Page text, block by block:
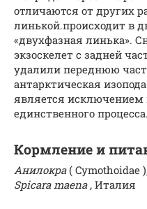
отличаются от других
линькой.происходит в
«двухфазная линька».
экзоскелет с задней
удалили переднюю
антарктическая изопода
является исключением
единственного процесса.
Кормление и
Анилокра( Cymothoidae
Spicara maena, Италия